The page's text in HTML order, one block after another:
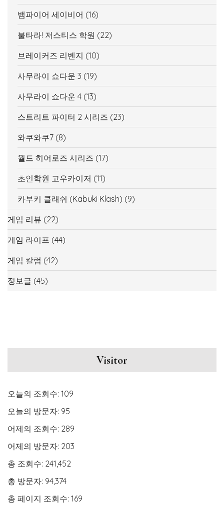
뱀파이어 세이비어 (16)
불타라! 저스티스 학원 (22)
브레이커즈 리벤지 (10)
사무라이 쇼다운 3 (19)
사무라이 쇼다운 4 (13)
스트리트 파이터 2 시리즈 (23)
와쿠와쿠7 (8)
월드 히어로즈 시리즈 (17)
초인학원 고우카이저 (11)
카부키 클래쉬 (Kabuki Klash) (9)
게임 리뷰 (22)
게임 라이프 (44)
게임 칼럼 (42)
정보글 (45)
Visitor
오늘의 조회수: 109
오늘의 방문자: 95
어제의 조회수: 289
어제의 방문자: 203
총 조회수: 241,452
총 방문자: 94,374
총 페이지 조회수: 169